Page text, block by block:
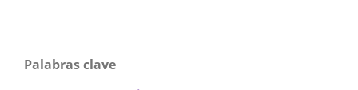
Palabras clave